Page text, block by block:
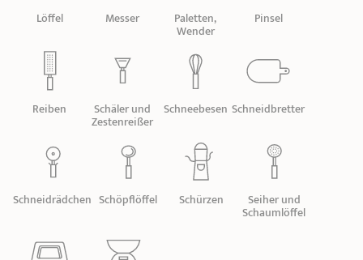
STORE-FINDER
KONTAKT
Pflege Weiteres Zubehör
Löffel Messer Paletten,
Wender
Pinsel
Reiben Schäler und
Zestenreißer
Schneebesen Schneidbretter
Schneidrädchen Schöpflöffel Schürzen Seiher und
Schaumlöffel